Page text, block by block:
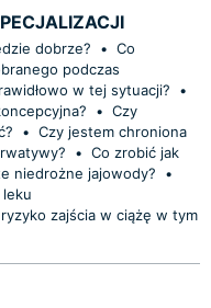
dobrze? • Co
podczas
w tej sytuacji?
•
• Czy
• Czy jestem chroniona
• Co zrobić jak
niedrożne jajowody?
•
zajścia w ciążę w tym